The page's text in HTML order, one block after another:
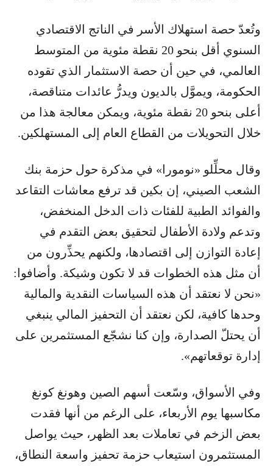
وتُعدّ حصة استهلاك الأسر في الناتج الاقتصادي
السنوي أقل بنحو 20 نقطة مئوية من المتوسط ​​
العالمي، في حين أن حصة الاستثمار الذي تقوده
الحكومة، ويموَّل بالديون ويدرُّ عائدات متناقصة،
أعلى بنحو 20 نقطة مئوية، ويمكن معالجة هذا من
خلال التحويلات من القطاع العام إلى المستهلكين.
وقال محلِّلو «نومورا» في مذكرة حول حزمة بنك
الشعب الصيني، إن بكين قد ترفع معاشات التقاعد
والفوائد الطبية للفئات ذات الدخل المنخفض،
وتدعم ولادة الأطفال لتحقيق بعض التقدم في
إعادة التوازن إلى اقتصادها، ولكنهم يحذِّرون من
أن مثل هذه الخطوات قد لا تكون وشيكة. وأضافوا:
«نحن لا نعتقد أن هذه السياسات النقدية والمالية
وحدها كافية، لكن نعتقد أن التحفيز المالي ينبغي
أن يحتلّ الصدارة، وإن كنا نشجّع المستثمرين على
إدارة توقعاتهم».
وفي الأسواق، وسّعت أسهم الصين وهونغ كونغ
مكاسبها يوم الأربعاء، على الرغم من أنها فقدت
بعض الزخم في تعاملات بعد الظهر، حيث يواصل
المستثمرون استيعاب حزمة تحفيز واسعة النطاق،